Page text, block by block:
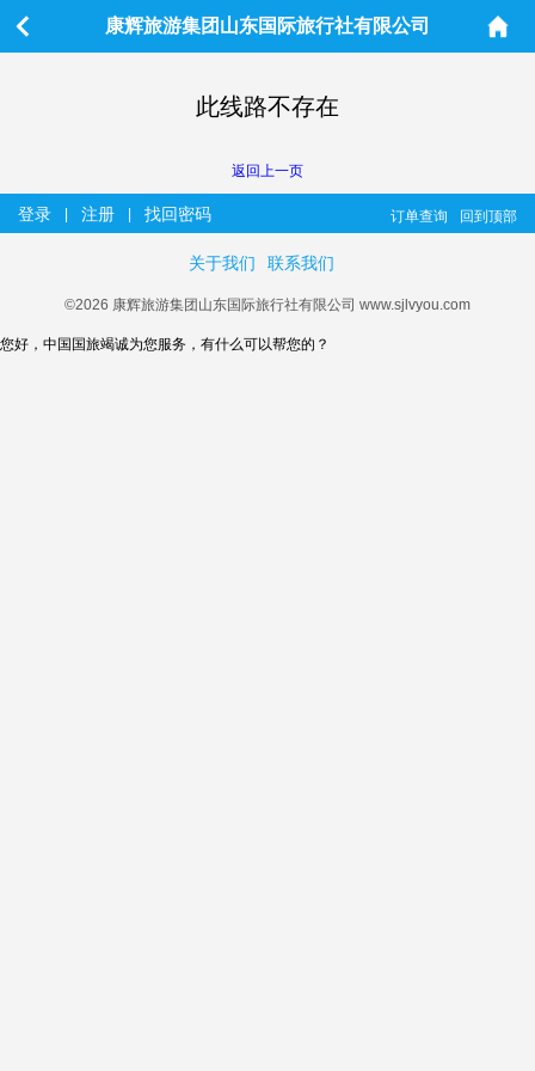
康辉旅游集团山东国际旅行社有限公司
此线路不存在
返回上一页
登录 注册 找回密码 回到顶部
订单查询
关于我们 联系我们
©2026 康辉旅游集团山东国际旅行社有限公司 www.sjlvyou.com
您好，中国国旅竭诚为您服务，有什么可以帮您的？